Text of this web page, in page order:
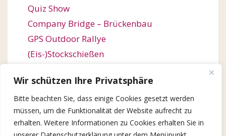
Wir schützen Ihre Privatsphäre
Bitte beachten Sie, dass einige Cookies gesetzt werden
müssen, um die Funktionalität der Website aufrecht zu
erhalten. Weitere Informationen zu Cookies erhalten Sie in
Quiz Show
Company Bridge – Brückenbau
GPS Outdoor Rallye
(Eis-)Stockschießen
Orienteering / Orientierungswanderung
Outdoor Team Challenge
Kugelbahn-Bau / Roller Coaster
Winter Games